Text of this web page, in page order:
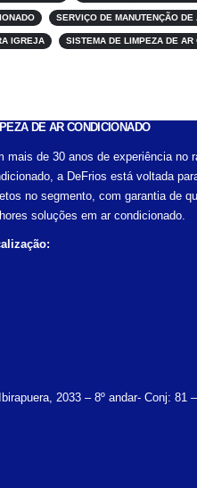
SERVIÇO DE MANUTENÇÃO DE
IGREJA SISTEMA DE LIMPEZA DE AR
DE AR CONDICIONADO
mais de 30 anos de experiência no
a DeFrios está voltada
no segmento, com garantia de
soluções em ar condicionado.
2033 – 8º andar- Conj: 81